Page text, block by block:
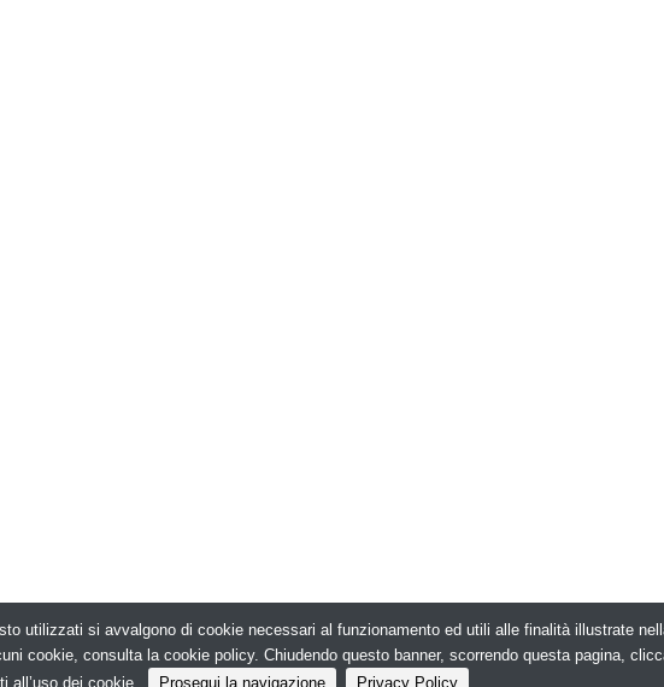
2026. Edilizia in Rete - N.ro Iscrizione ROC 5836 -
utilizzati si avvalgono di cookie necessari al funzionamento ed utili alle finalità illustrate
cookie, consulta la cookie policy. Chiudendo questo banner, scorrendo questa pagina,
all’uso dei cookie.
Prosegui la navigazione Privacy Policy